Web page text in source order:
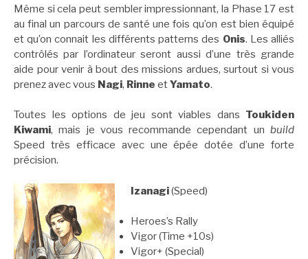
Même si cela peut sembler impressionnant, la Phase 17 est
au final un parcours de santé une fois qu’on est bien équipé
et qu’on connait les différents patterns des Onis. Les alliés
contrôlés par l’ordinateur seront aussi d’une très grande
aide pour venir à bout des missions ardues, surtout si vous
prenez avec vous Nagi, Rinne etYamato.
Toutes les options de jeu sont viables dans Toukiden
Kiwami, mais je vous recommande cependant un build
Speed très efficace avec une épée dotée d’une forte
précision.
Izanagi(Speed)
Heroes’s Rally
Vigor (Time +10s)
Vigor+ (Special)